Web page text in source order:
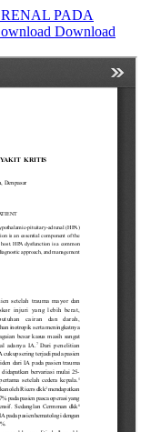
PADA
Download